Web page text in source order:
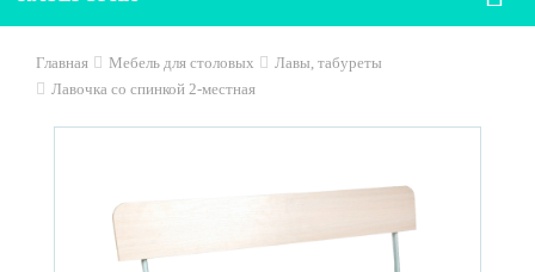
Главная Мебель для столовых
Лавы, табуреты
Лавочка со спинкой 2-местная